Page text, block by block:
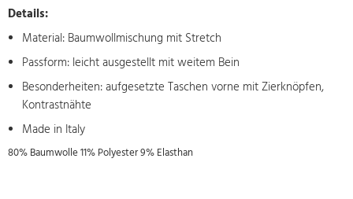
Details:
Material: Baumwollmischung mit Stretch
Passform: leicht ausgestellt mit weitem Bein
Besonderheiten: aufgesetzte Taschen vorne mit Zierknöpfen,
Kontrastnähte
Made in Italy
80% Baumwolle 11% Polyester 9% Elasthan